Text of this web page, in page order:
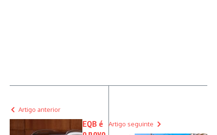
Artigo anterior
EQB é
Artigo seguinte